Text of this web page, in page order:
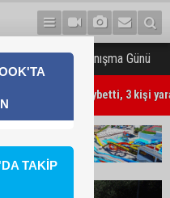
Engelliler Dayanışma Günü
Obalı hayatını kaybetti, 3 kişi
TAKİP